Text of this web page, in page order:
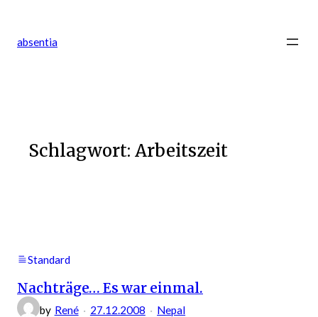
springen
absentia
Schlagwort: Arbeitszeit
Standard
Nachträge… Es war einmal.
by René 27.12.2008 Nepal